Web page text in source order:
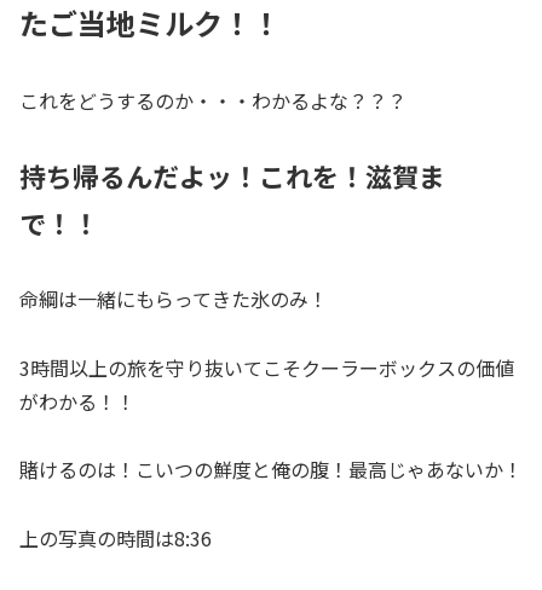
たご当地ミルク！！
これをどうするのか・・・わかるよな？？？
持ち帰るんだよッ！これを！滋賀ま
で！！
命綱は一緒にもらってきた氷のみ！
3時間以上の旅を守り抜いてこそクーラーボックスの価値
がわかる！！
賭けるのは！こいつの鮮度と俺の腹！最高じゃあないか！
上の写真の時間は8:36